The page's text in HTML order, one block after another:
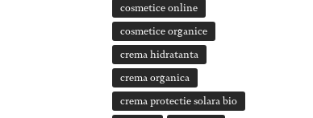
cosmetice online
cosmetice organice
crema hidratanta
crema organica
crema protectie solara bio